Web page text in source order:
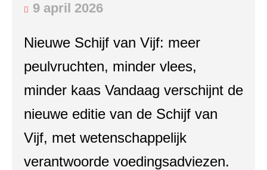
9 april 2026
Nieuwe Schijf van Vijf: meer
peulvruchten, minder vlees,
minder kaas Vandaag verschijnt de
nieuwe editie van de Schijf van
Vijf, met wetenschappelijk
verantwoorde voedingsadviezen.